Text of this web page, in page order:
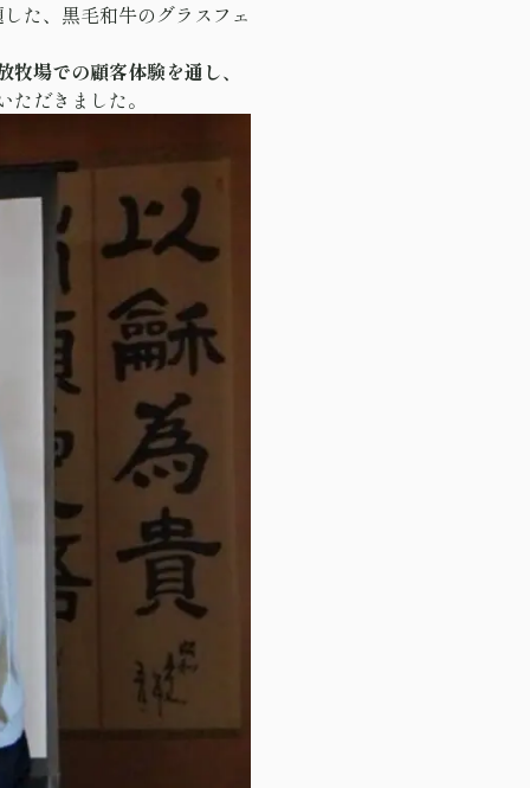
た、黒毛和牛のグラスフェ
場での顧客体験を通し、
だきました。